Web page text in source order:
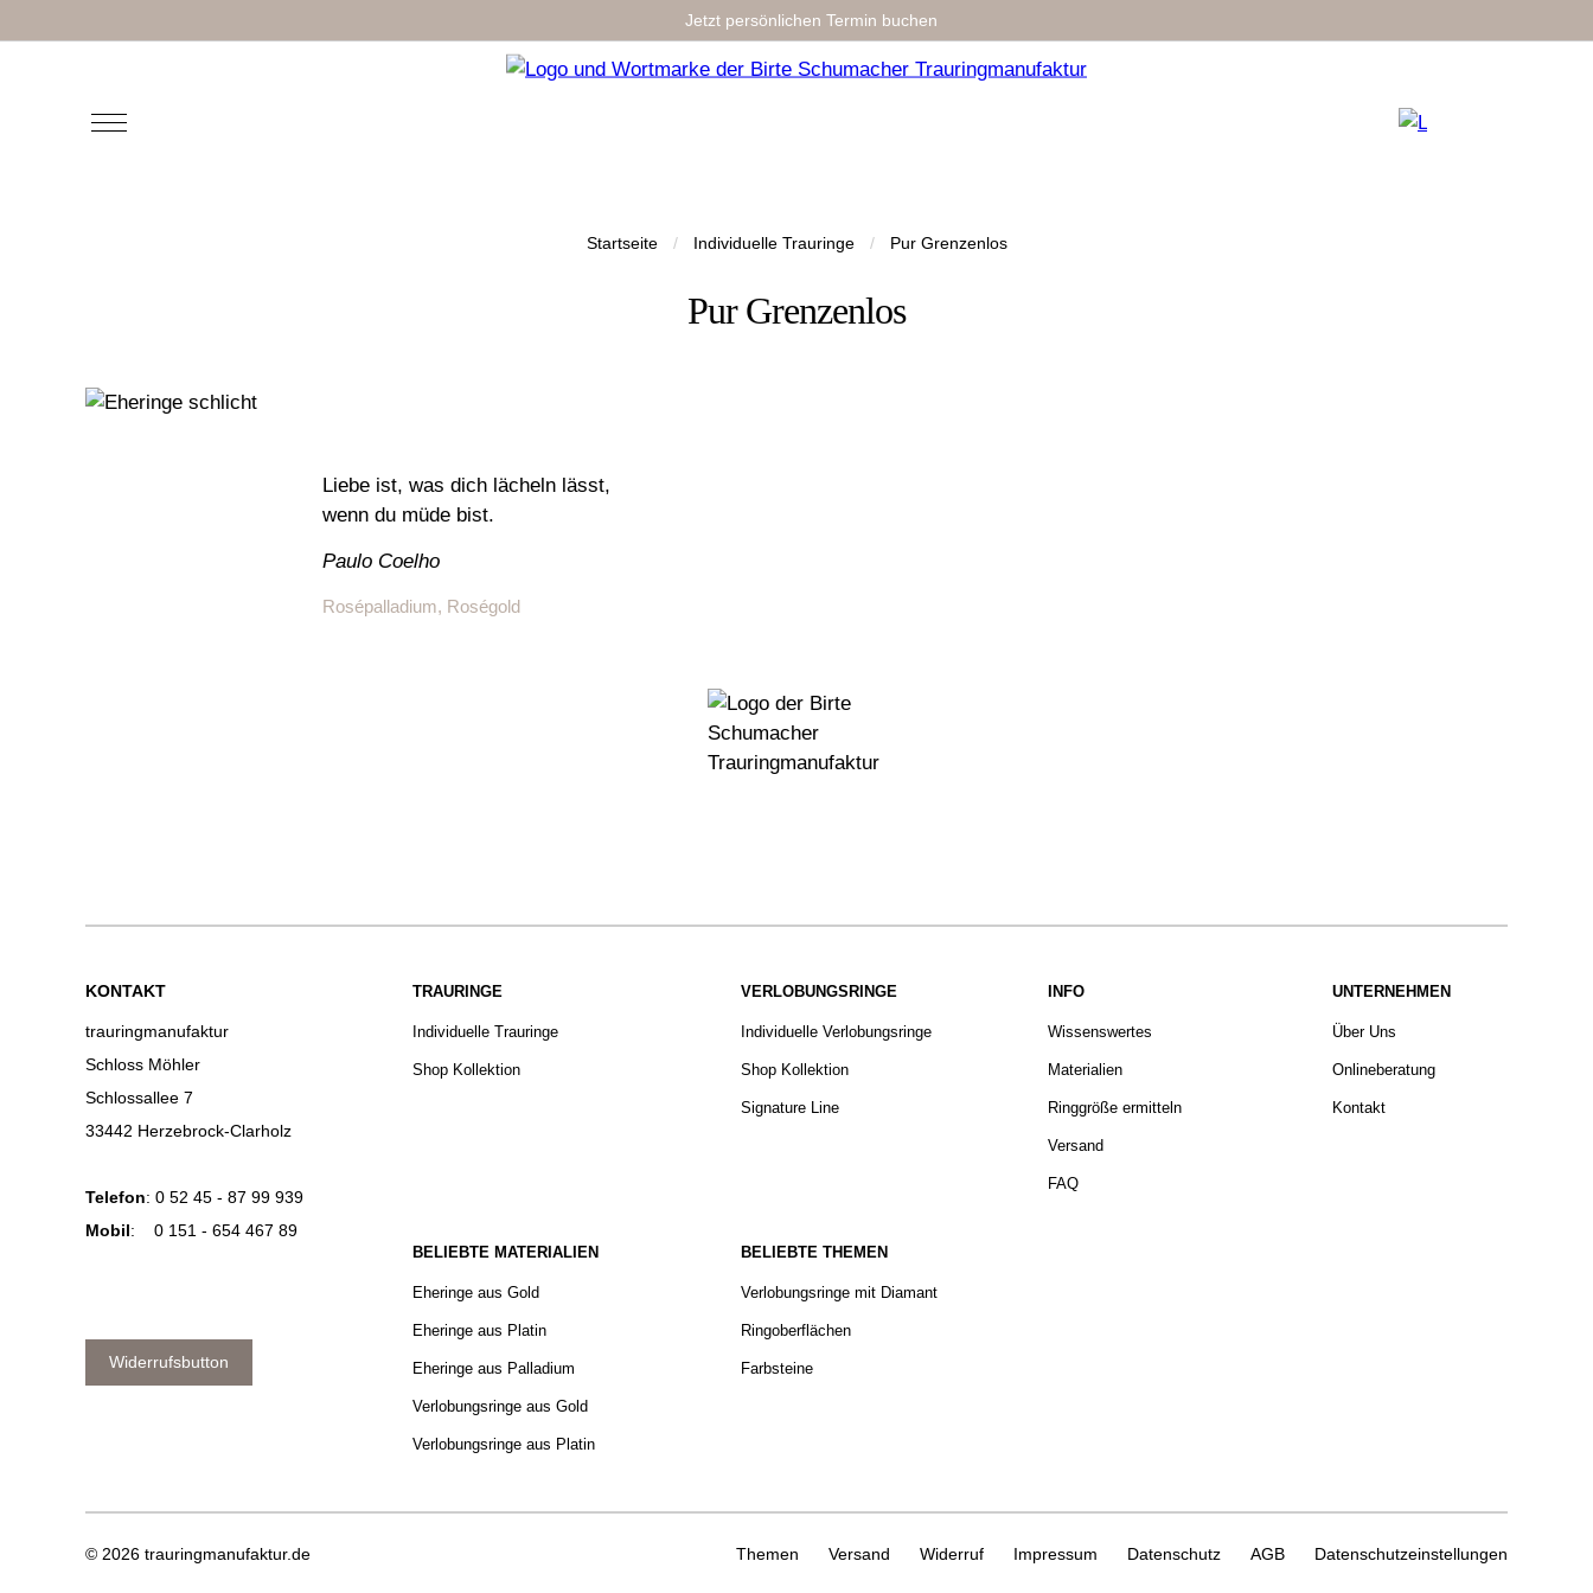
Jetzt persönlichen Termin buchen
Startseite / Individuelle Trauringe / Pur Grenzenlos
Pur Grenzenlos
Liebe ist, was dich lächeln lässt,
wenn du müde bist.
Paulo Coelho
Rosépalladium, Roségold
KONTAKT
trauringmanufaktur
Schloss Möhler
Schlossallee 7
33442 Herzebrock-Clarholz
Telefon: 0 52 45 - 87 99 939
Mobil: 0 151 - 654 467 89
Widerrufsbutton
TRAURINGE
Individuelle Trauringe
Shop Kollektion
VERLOBUNGSRINGE
Individuelle Verlobungsringe
Shop Kollektion
Signature Line
INFO
Wissenswertes
Materialien
Ringgröße ermitteln
Versand
FAQ
UNTERNEHMEN
Über Uns
Onlineberatung
Kontakt
BELIEBTE MATERIALIEN
Eheringe aus Gold
Eheringe aus Platin
Eheringe aus Palladium
Verlobungsringe aus Gold
Verlobungsringe aus Platin
BELIEBTE THEMEN
Verlobungsringe mit Diamant
Ringoberflächen
Farbsteine
Themen Versand Widerruf Impressum Datenschutz AGB Datenschutzeinstellungen
© 2026 trauringmanufaktur.de